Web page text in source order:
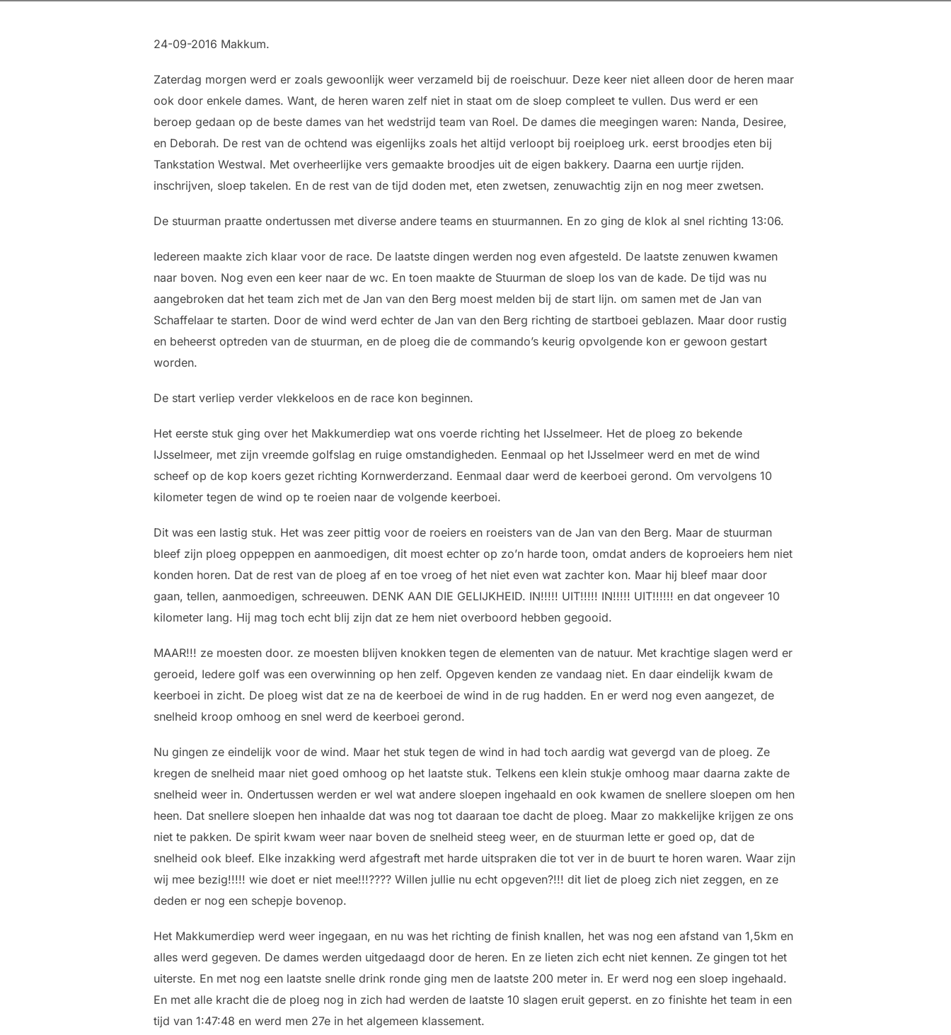
24-09-2016 Makkum.
Zaterdag morgen werd er zoals gewoonlijk weer verzameld bij de roeischuur. Deze keer niet alleen door de heren maar
ook door enkele dames. Want, de heren waren zelf niet in staat om de sloep compleet te vullen. Dus werd er een
beroep gedaan op de beste dames van het wedstrijd team van Roel. De dames die meegingen waren: Nanda, Desiree,
en Deborah. De rest van de ochtend was eigenlijks zoals het altijd verloopt bij roeiploeg urk. eerst broodjes eten bij
Tankstation Westwal. Met overheerlijke vers gemaakte broodjes uit de eigen bakkery. Daarna een uurtje rijden.
inschrijven, sloep takelen. En de rest van de tijd doden met, eten zwetsen, zenuwachtig zijn en nog meer zwetsen.
De stuurman praatte ondertussen met diverse andere teams en stuurmannen. En zo ging de klok al snel richting 13:06.
Iedereen maakte zich klaar voor de race. De laatste dingen werden nog even afgesteld. De laatste zenuwen kwamen
naar boven. Nog even een keer naar de wc. En toen maakte de Stuurman de sloep los van de kade. De tijd was nu
aangebroken dat het team zich met de Jan van den Berg moest melden bij de start lijn. om samen met de Jan van
Schaffelaar te starten. Door de wind werd echter de Jan van den Berg richting de startboei geblazen. Maar door rustig
en beheerst optreden van de stuurman, en de ploeg die de commando’s keurig opvolgende kon er gewoon gestart
worden.
De start verliep verder vlekkeloos en de race kon beginnen.
Het eerste stuk ging over het Makkumerdiep wat ons voerde richting het IJsselmeer. Het de ploeg zo bekende
IJsselmeer, met zijn vreemde golfslag en ruige omstandigheden. Eenmaal op het IJsselmeer werd en met de wind
scheef op de kop koers gezet richting Kornwerderzand. Eenmaal daar werd de keerboei gerond. Om vervolgens 10
kilometer tegen de wind op te roeien naar de volgende keerboei.
Dit was een lastig stuk. Het was zeer pittig voor de roeiers en roeisters van de Jan van den Berg. Maar de stuurman
bleef zijn ploeg oppeppen en aanmoedigen, dit moest echter op zo’n harde toon, omdat anders de koproeiers hem niet
konden horen. Dat de rest van de ploeg af en toe vroeg of het niet even wat zachter kon. Maar hij bleef maar door
gaan, tellen, aanmoedigen, schreeuwen. DENK AAN DIE GELIJKHEID. IN!!!!! UIT!!!!! IN!!!!! UIT!!!!!! en dat ongeveer 10
kilometer lang. Hij mag toch echt blij zijn dat ze hem niet overboord hebben gegooid.
MAAR!!! ze moesten door. ze moesten blijven knokken tegen de elementen van de natuur. Met krachtige slagen werd er
geroeid, Iedere golf was een overwinning op hen zelf. Opgeven kenden ze vandaag niet. En daar eindelijk kwam de
keerboei in zicht. De ploeg wist dat ze na de keerboei de wind in de rug hadden. En er werd nog even aangezet, de
snelheid kroop omhoog en snel werd de keerboei gerond.
Nu gingen ze eindelijk voor de wind. Maar het stuk tegen de wind in had toch aardig wat gevergd van de ploeg. Ze
kregen de snelheid maar niet goed omhoog op het laatste stuk. Telkens een klein stukje omhoog maar daarna zakte de
snelheid weer in. Ondertussen werden er wel wat andere sloepen ingehaald en ook kwamen de snellere sloepen om hen
heen. Dat snellere sloepen hen inhaalde dat was nog tot daaraan toe dacht de ploeg. Maar zo makkelijke krijgen ze ons
niet te pakken. De spirit kwam weer naar boven de snelheid steeg weer, en de stuurman lette er goed op, dat de
snelheid ook bleef. Elke inzakking werd afgestraft met harde uitspraken die tot ver in de buurt te horen waren. Waar zijn
wij mee bezig!!!!! wie doet er niet mee!!!???? Willen jullie nu echt opgeven?!!! dit liet de ploeg zich niet zeggen, en ze
deden er nog een schepje bovenop.
Het Makkumerdiep werd weer ingegaan, en nu was het richting de finish knallen, het was nog een afstand van 1,5km en
alles werd gegeven. De dames werden uitgedaagd door de heren. En ze lieten zich echt niet kennen. Ze gingen tot het
uiterste. En met nog een laatste snelle drink ronde ging men de laatste 200 meter in. Er werd nog een sloep ingehaald.
En met alle kracht die de ploeg nog in zich had werden de laatste 10 slagen eruit geperst. en zo finishte het team in een
tijd van 1:47:48 en werd men 27e in het algemeen klassement.